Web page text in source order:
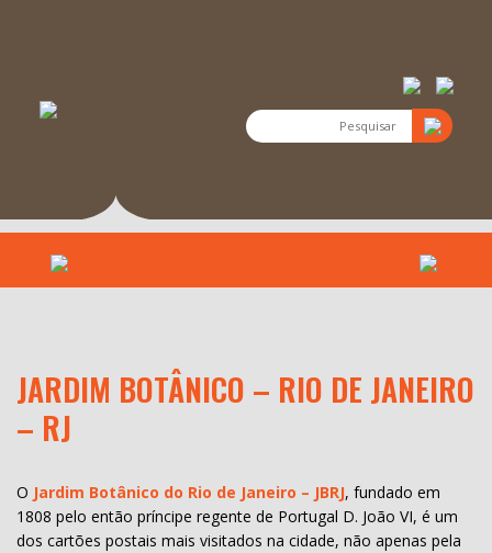
JARDIM BOTÂNICO – RIO DE JANEIRO
– RJ
O Jardim Botânico do Rio de Janeiro – JBRJ, fundado em
1808 pelo então príncipe regente de Portugal D. João VI, é um
dos cartões postais mais visitados na cidade, não apenas pela